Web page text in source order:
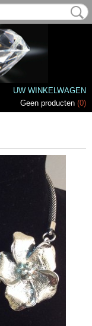
UW WINKELWAGEN
Geen producten (0)